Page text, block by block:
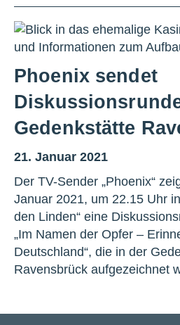
Phoenix sendet
Gedenkstätte
21. Januar 2021
Der TV-Sender „Phoenix“
Januar 2021, um 22.15 Uhr
den Linden“ eine
„Im Namen der Opfer –
Deutschland“, die in der
Ravensbrück aufgezeichnet